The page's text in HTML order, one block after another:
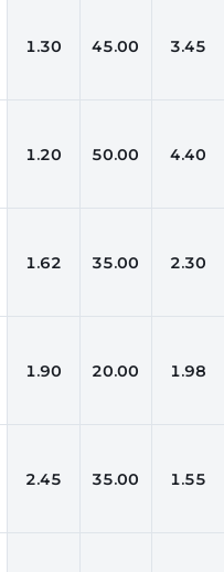
1.30 45.00 3.45
1.20 50.00 4.40
1.62 35.00 2.30
1.90 20.00 1.98
2.45 35.00 1.55